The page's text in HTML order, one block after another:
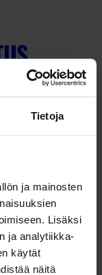
Tietoja
ja mainosten
Lisäksi
ja analytiikka-
käytät
näitä
ovat
ihmisiä,
miettiä